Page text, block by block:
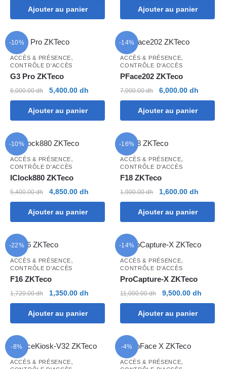
était :
actuel
Ajouter au panier
initial
était :
est :
Ajouter au panier
-10%
ACCÈS & PRÉSENCE,
CONTRÔLE D'ACCÈS
G3 Pro ZKTeco
6,000.00dh
Le
prix
initial
était :
5,400.00 dh
prix
est :
5,400.00 dh.
Ajouter au panier
-14%
ACCÈS & PRÉSENCE,
CONTRÔLE D'ACCÈS
PFace202 ZKTeco
7,000.00dh
Le
prix
initial
était :
6,000.00dh
prix
est :
Ajouter au panier
-10%
ACCÈS & PRÉSENCE,
CONTRÔLE D'ACCÈS
IClock880 ZKTeco
5,400.00dh
Le
prix
initial
était :
4,850.00 dh
prix
est :
4,850.00 dh.
Ajouter au panier
-16%
ACCÈS & PRÉSENCE,
CONTRÔLE D'ACCÈS
F18 ZKTeco
1,900.00dh
Le
prix
initial
était :
1,600.00dh
prix
est :
Ajouter au panier
-22%
ACCÈS & PRÉSENCE,
CONTRÔLE D'ACCÈS
F16 ZKTeco
1,720.00dh
Le
prix
initial
était :
1,350.00 dh
prix
est :
1,350.00 dh.
Ajouter au panier
-14%
ACCÈS & PRÉSENCE,
CONTRÔLE D'ACCÈS
ProCapture-X ZKTeco
11,000.00dh
Le
prix
initial
était :
9,500.00dh
prix
est :
Ajouter au panier
-8%
ACCÈS & PRÉSENCE,
-4%
ACCÈS & PRÉSENCE,